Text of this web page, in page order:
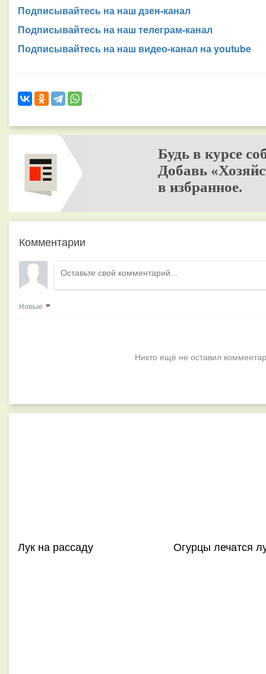
Подписывайтесь на наш дзен-канал
Подписывайтесь на наш телеграм-канал
Подписывайтесь на наш видео-канал на youtube
Будь в курсе
Добавь
в избранное.
Комментарии
Новые
Никто ещё не оставил
Лук на рассаду Огурцы лечатся